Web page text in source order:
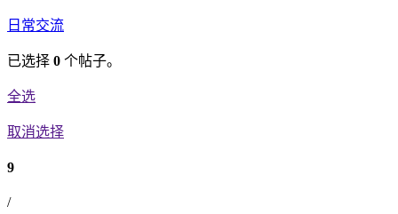
日常交流
已选择 0 个帖子。
全选
取消选择
9
/